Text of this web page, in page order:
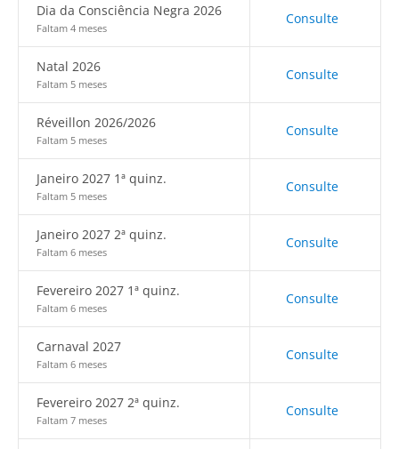
Dia da Consciência Negra 2026
Faltam 4 meses
Consulte
Natal 2026
Faltam 5 meses
Consulte
Réveillon 2026/2026
Faltam 5 meses
Consulte
Janeiro 2027 1ª quinz.
Faltam 5 meses
Consulte
Janeiro 2027 2ª quinz.
Faltam 6 meses
Consulte
Fevereiro 2027 1ª quinz.
Faltam 6 meses
Consulte
Carnaval 2027
Faltam 6 meses
Consulte
Fevereiro 2027 2ª quinz.
Faltam 7 meses
Consulte